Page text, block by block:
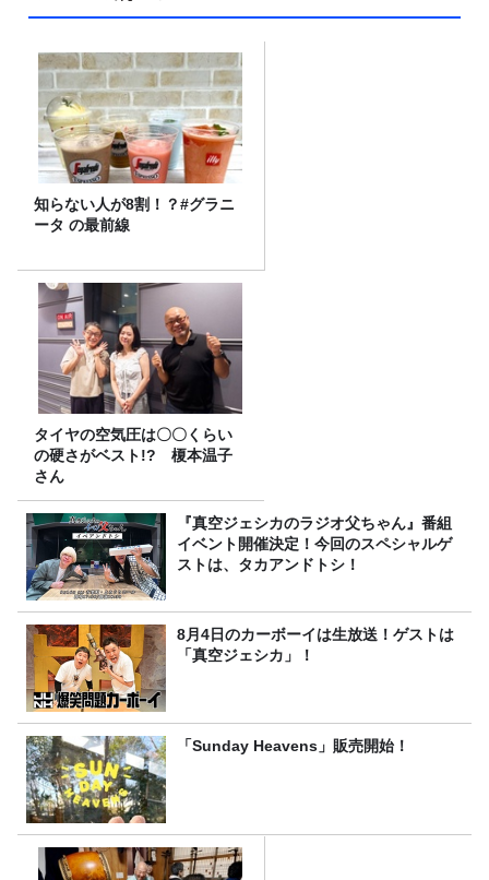
知らない人が8割！？#グラニ
ータ の最前線
タイヤの空気圧は〇〇くらい
の硬さがベスト!? 榎本温子
さん
『真空ジェシカのラジオ父ちゃん』番組
イベント開催決定！今回のスペシャルゲ
ストは、タカアンドトシ！
8月4日のカーボーイは生放送！ゲストは
「真空ジェシカ」！
「Sunday Heavens」販売開始！